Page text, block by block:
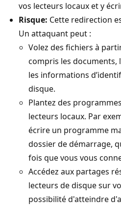
vos lecteurs locaux et y
Risque: Cette redirection
Un attaquant peut :
Volez des fichiers à
compris les documents,
les informations
disque.
Plantez des
lecteurs locaux. Par
écrire un programme
dossier de démarrage,
fois que vous vous
Accédez aux partages
lecteurs de disque sur
possibilité d'atteindre